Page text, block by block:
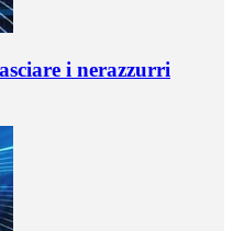
i nerazzurri